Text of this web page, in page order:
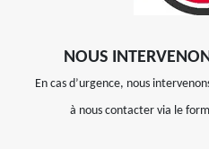
NOUS
En cas d’urgence, nous
à nous contacter via le